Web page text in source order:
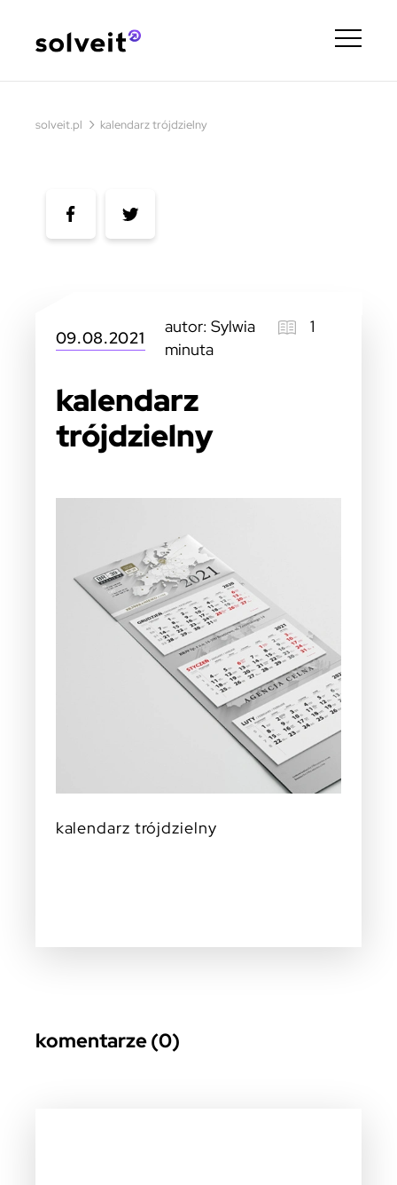
solveit.pl › kalendarz trójdzielny
09.08.2021
autor: Sylwia
1
minuta
kalendarz
trójdzielny
kalendarz trójdzielny
komentarze (0)